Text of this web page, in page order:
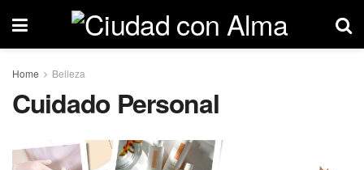
Home Belleza
Cuidado Personal